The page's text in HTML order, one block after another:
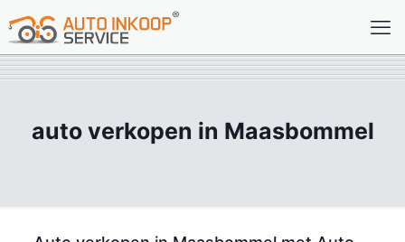
auto verkopen in Maasbommel